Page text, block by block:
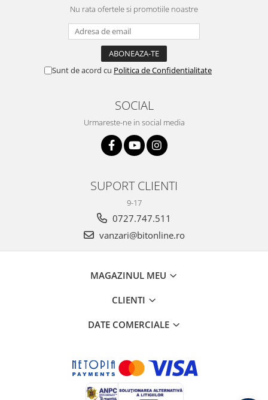
Nu rata ofertele si promotiile noastre
Sunt de acord cu Politica de Confidentialitate
SOCIAL
Urmareste-ne in social media
SUPORT CLIENTI
9-17
0727.747.511
vanzari@bitonline.ro
MAGAZINUL MEU
CLIENTI
DATE COMERCIALE